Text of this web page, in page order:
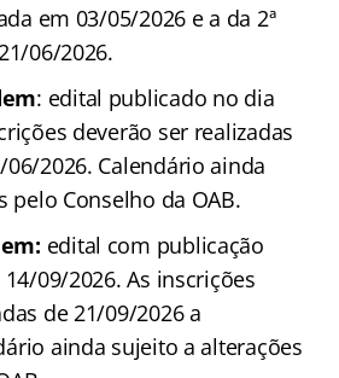
em 03/05/2026 e a da 2ª
06/2026.
: edital publicado no dia
deverão ser realizadas
06/2026. Calendário ainda
pelo Conselho da OAB.
edital com publicação
09/2026. As inscrições
de 21/09/2026 a
ainda sujeito a alterações